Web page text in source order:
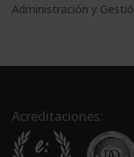
Administración y
Acreditaciones: